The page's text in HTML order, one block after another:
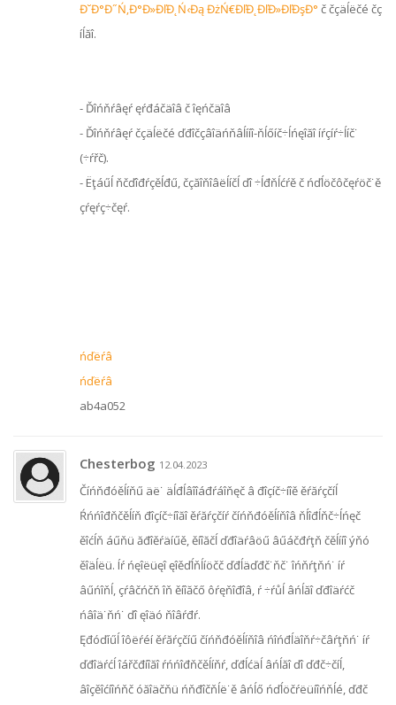
Đ˘Đ°Đ˝Ń‚Đ°Đ»ĐľĐ˛Ń‹Đą ĐżŃ€ĐľĐ˛ĐľĐ»ĐľĐşĐ° č čçäĺëčé čç
íĺăî.
- Ďîńňŕâęŕ ęŕđáčäîâ č îęńčäîâ
- Ďîńňŕâęŕ čçäĺëčé ďđîčçâîäńňâĺííî-ňĺőíč÷ĺńęîăî íŕçíŕ÷ĺíč˙
(÷ŕřč).
- Ëţáűĺ ňčďîđŕçěĺđű, čçăîňîâëĺíčĺ ďî ÷ĺđňĺćŕě č ńďĺöčôčęŕöč˙ě
çŕęŕç÷čęŕ.
ńďëŕâ
ńďëŕâ
ab4a052
Chesterbog 12.04.2023
Číńňđóěĺíňű äë˙ äĺđĺâîîáđŕáîňęč â đîçíč÷íîě ěŕăŕçčíĺ
Ŕńńîđňčěĺíň đîçíč÷íîăî ěŕăŕçčíŕ číńňđóěĺíňîâ ňĺîđĺňč÷ĺńęč
ěîćĺň áűňü ăđîěŕäíűě, ěíîăčĺ ďđîäŕâöű âűáčđŕţň čěĺííî ýňó
ěîäĺëü. Íŕ ńęîëüęî ęîěďĺňĺíöčč ďđĺäďđč˙ňč˙ îńňŕţňń˙ íŕ
âűńîňĺ, çŕâčńčň îň ěíîăčő ôŕęňîđîâ, ŕ ÷ŕůĺ âńĺăî ďđîäŕćč
ńâîä˙ňń˙ ďî ęîäó ňîâŕđŕ.
Ęđóďíűĺ îôëŕéí ěŕăŕçčíű číńňđóěĺíňîâ ńîńđĺäîňŕ÷čâŕţňń˙ íŕ
ďđîäŕćĺ îářčđíîăî ŕńńîđňčěĺíňŕ, ďđĺćäĺ âńĺăî ďî ďđč÷číĺ,
âîçěîćíîńňč óăîäčňü ńňđîčňĺë˙ě âńĺő ńďĺöčŕëüíîńňĺé, ďđč